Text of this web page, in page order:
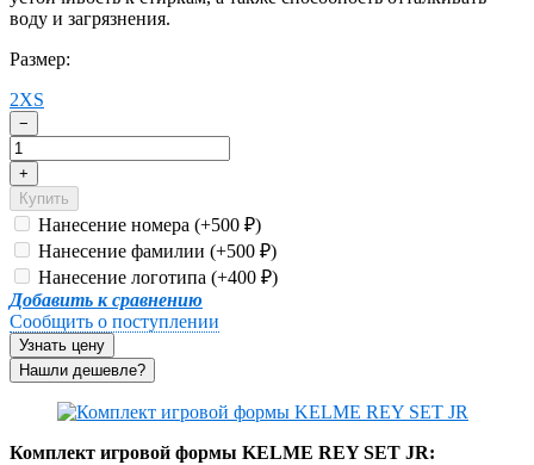
воду и загрязнения.
Размер:
2XS
−
+
Купить
Нанесение номера (+500 ₽)
Нанесение фамилии (+500 ₽)
Нанесение логотипа (+400 ₽)
Добавить к сравнению
Сообщить о поступлении
Узнать цену
Комплект игровой формы KELME REY SET JR: